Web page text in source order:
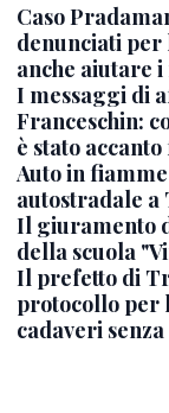
Caso
denunciati per
anche aiutare
I messaggi di
Franceschin:
è stato
Auto in
autostradale a
Il giuramento
della scuola
Il prefetto di
protocollo per
cadaveri